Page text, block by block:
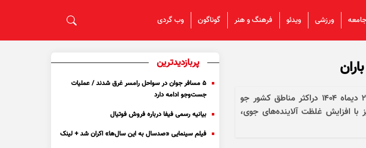
ورزشی ویدئو فرهنگ و هنر گوناگون وب گردی
بر اساس تحلیل آخرین نقشه‌های پیش یابی سازمان هواشناسی امروز ۲۲ دیماه ۱۴۰۴ دراکثر مناطق کشور جو
با افزایش غلظت آلاینده‌های جوی،
پربازدیدترین
۵ مسافر جوان در سواحل رامسر غرق شدند / عملیات
جست‌و‌جو ادامه دارد
بیانیه رسمی فیفا درباره فروش فوتیال
فیلم سینمایی «صدسال به این سال‌ها» اکران شد + لینک